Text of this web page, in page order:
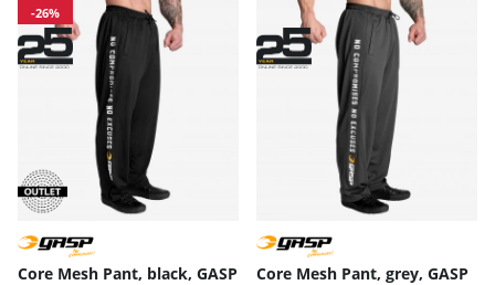
-26%
Core Mesh Pant, black, GASP Core Mesh Pant, grey, GASP